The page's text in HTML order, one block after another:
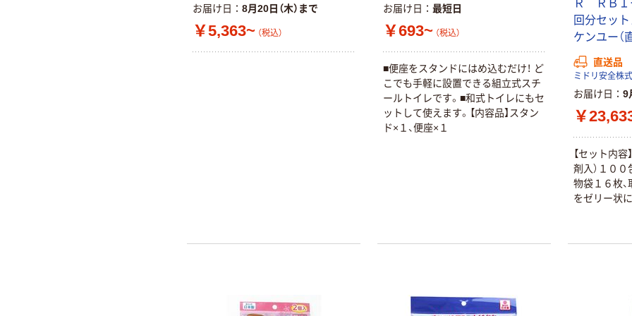
お届け日 8月20日（木）まで
￥5,363~ （税込）
お届け日 最短日
￥693~ （税込）
■便座をスタンドにはめ込むだけ！ ど
こでも手軽に設置できる組立式スチ
ールトイレです。■和式トイレにもセ
ットして使えます。【内容品】スタン
ド×１、便座×１
Ｒ ＲＢ
回分セッ
ケンユー（
直送品
ミドリ安全株式
お届け日 9
￥
【セット内容
剤入）１００
物袋１６枚、
をゼリー状